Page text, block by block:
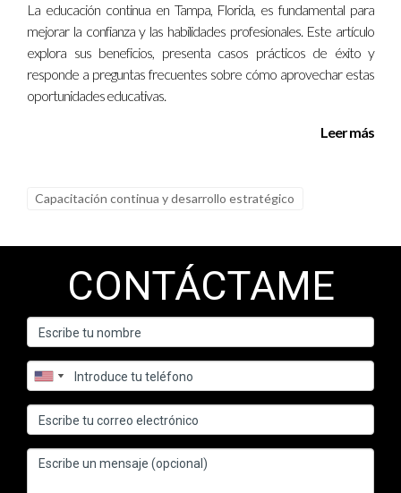
La educación continua en Tampa, Florida, es fundamental para
mejorar la confianza y las habilidades profesionales. Este artículo
explora sus beneficios, presenta casos prácticos de éxito y
responde a preguntas frecuentes sobre cómo aprovechar estas
oportunidades educativas.
Leer más
Capacitación continua y desarrollo estratégico
CONTÁCTAME